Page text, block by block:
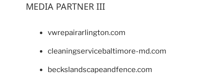
MEDIA PARTNER III
vwrepairarlington.com
cleaningservicebaltimore-md.com
beckslandscapeandfence.com